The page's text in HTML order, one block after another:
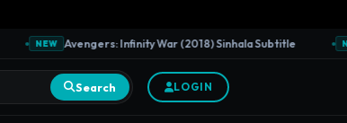
NEW Avengers: Infinity War (2018) Sinhala Subtitle NEW
Search LOGIN